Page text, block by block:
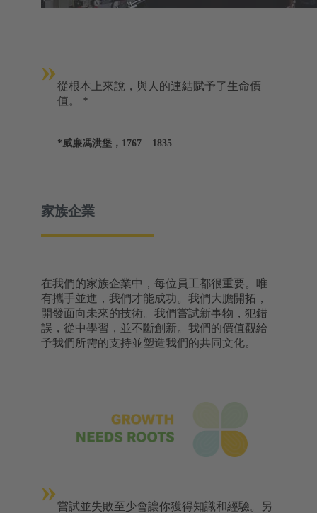
»從根本上來說，與人的連結賦予了生命價
值。 *
*威廉馮洪堡，1767 – 1835
家族企業
在我們的家族企業中，每位員工都很重要。唯
有攜手並進，我們才能成功。我們大膽開拓，
開發面向未來的技術。我們嘗試新事物，犯錯
誤，從中學習，並不斷創新。我們的價值觀給
予我們所需的支持並塑造我們的共同文化。
»嘗試並失敗至少會讓你獲得知識和經驗。另